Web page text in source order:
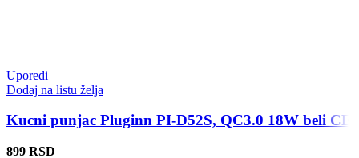
Uporedi
Dodaj na listu želja
Kucni punjac Pluginn PI-D52S, QC3.0 18W beli CE
899 RSD